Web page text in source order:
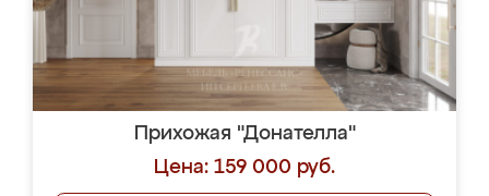
Прихожая "Донателла"
Цена: 159 000 руб.